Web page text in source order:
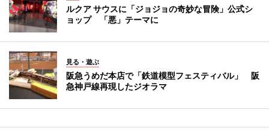
ルクア サウスに「ジョジョの奇妙な冒険」公式シ
ョップ 「悪」テーマに
見る・遊ぶ
阪急うめだ本店で「鉄道模型フェスティバル」 阪
急神戸線再現したジオラマ